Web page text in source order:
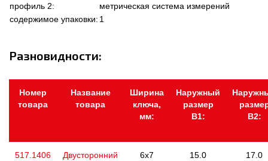
профиль 2:
метрическая система измерений
содержимое упаковки: 1
Разновидности:
Номер
товара
Название
товара
Ширина
ключа,
мм:
Наружный
размер
В1:
В2:
517.1406
Двусторонний
6x7 15.0 17.0